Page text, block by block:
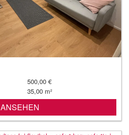
500,00 €
35,00 m²
ANSEHEN